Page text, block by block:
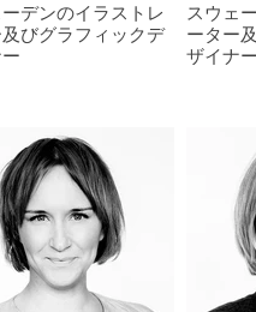
デンのイラストレ
びグラフィックデ
スウェ
ーター
ザイナー